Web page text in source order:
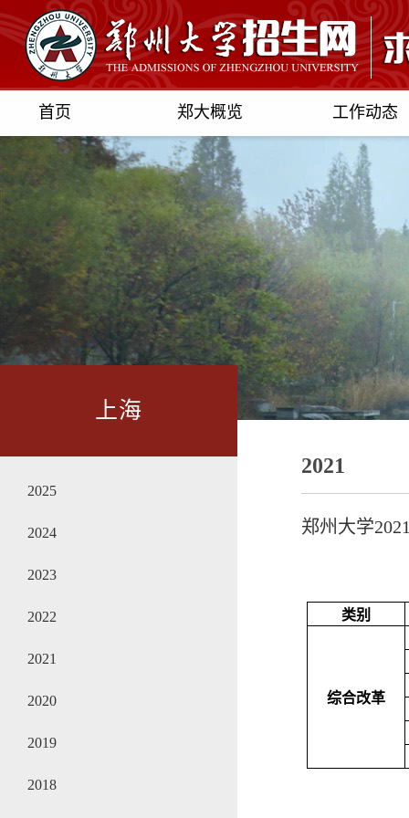
首页 郑大概览 工作动态
上海
2025
2024
2023
2022
2021
2020
2019
2018
2021
郑州大学
类别
综合改革